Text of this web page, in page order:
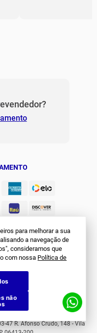
para melhorar a sua
a navegação de
consideramos que
com nossa Política de
não
47 R. Afonso Crudo, 148 - Vila